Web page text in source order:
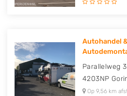
Autohandel
Parallelweg 3
4203NP
Op 9,56 km